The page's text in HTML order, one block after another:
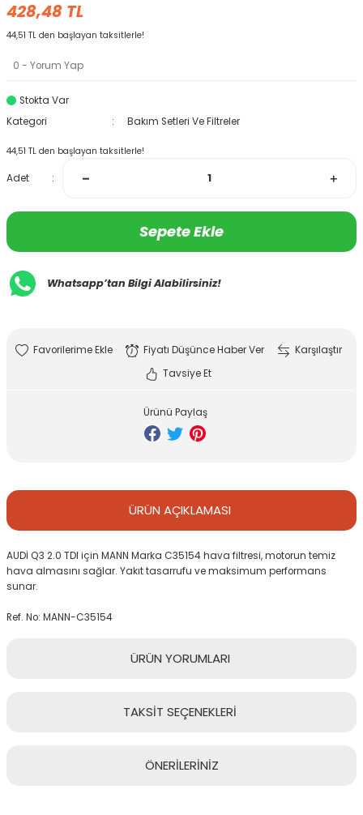
428,48 TL
44,51 TL den başlayan taksitlerle!
0 - Yorum Yap
Stokta Var
Kategori
Bakım Setleri Ve Filtreler
44,51 TL den başlayan taksitlerle!
Adet
Sepete Ekle
Whatsapp’tan Bilgi Alabilirsiniz!
Fiyatı Düşünce Haber Ver
Karşılaştır
Tavsiye Et
Ürünü Paylaş
ÜRÜN AÇIKLAMASI
AUDİ Q3 2.0 TDI için MANN Marka C35154 hava filtresi, motorun temiz
hava almasını sağlar. Yakıt tasarrufu ve maksimum performans
sunar.
Ref. No: MANN-C35154
ÜRÜN YORUMLARI
TAKSİT SEÇENEKLERİ
ÖNERİLERİNİZ